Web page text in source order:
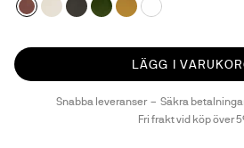
LÄGG I
Snabba leveranser Säkra
Fri frakt vid köp över